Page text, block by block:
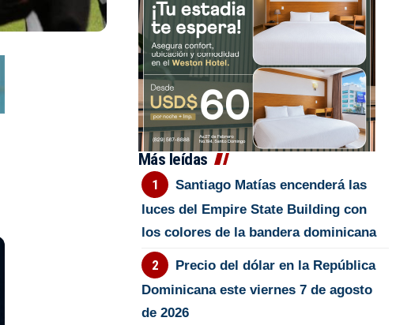
Más leídas
Santiago Matías encenderá las
luces del Empire State Building con
los colores de la bandera dominicana
Precio del dólar en la República
Dominicana este viernes 7 de agosto
de 2026